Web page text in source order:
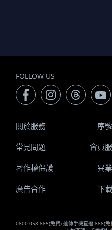
FOLLOW US
0800-058-885(免費) 遠傳手機直撥 888(
關於服務 序
常見問題 會員
著作權保護 異
廣告合作 下